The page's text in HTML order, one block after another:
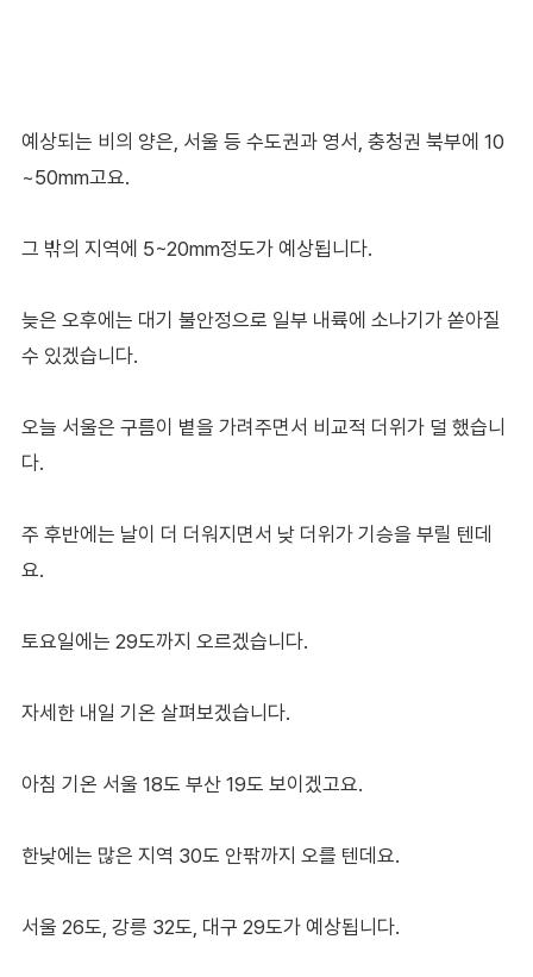
예상되는 비의 양은, 서울 등 수도권과 영서, 충청권 북부에 10
~50mm고요.
그 밖의 지역에 5~20mm정도가 예상됩니다.
늦은 오후에는 대기 불안정으로 일부 내륙에 소나기가 쏟아질
수 있겠습니다.
오늘 서울은 구름이 볕을 가려주면서 비교적 더위가 덜 했습니
다.
주 후반에는 날이 더 더워지면서 낮 더위가 기승을 부릴 텐데
요.
토요일에는 29도까지 오르겠습니다.
자세한 내일 기온 살펴보겠습니다.
아침 기온 서울 18도 부산 19도 보이겠고요.
한낮에는 많은 지역 30도 안팎까지 오를 텐데요.
서울 26도, 강릉 32도, 대구 29도가 예상됩니다.